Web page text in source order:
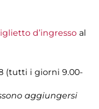
d’ingresso al
(tutti i giorni 9.00-
aggiungersi